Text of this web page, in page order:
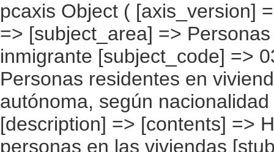
pcaxis Object ( [axis_version] => [creation_date] => 20080709 [note] => [subject_area] => Personas que viven en la vivienda con el inmigrante [subject_code] => 03 [matrix] => 03002 [title] => Personas residentes en viviendas con inmigrantes por comunidad autónoma, según nacionalidad y país de nacimiento combinados [description] => [contents] => Hogares con inmigrantes [units] => personas en las viviendas [stub] => Array ( [0] => comunidades autónomas ) [heading] => Array ( [0] => multiplicidad de nacionalidad y país de nacimiento ) [prestext] => [values] => Array ( [:www.ine.es tel: " "+34 91 5839100 "; VALUES("comunidades autónomas] => Array ( [0] => Total [1] => Andalucía [2] => Aragón [3] => Asturias (Principado de) [4] => Balears (IIles) [5] => Canarias [6] => Cantabria [7] => Castilla y León [8] => Castilla-La Mancha [9] => Catalunya [10] => Comunitat Valenciana [11] => Extremadura [12] => Galicia [13] => Madrid (Comunidad de) [14] => Murcia(Región de) [15] => Navarra(Comunidad Foral de) [16] => País Vasco [17] => Rioja (La) [18] => Ceuta [19] => Melilla ) [multiplicidad de nacionalidad y país de nacimiento] => Array ( [0] => Total [1] => Inmigrantes con nacionalidad única igual a la de su país de nacimiento. [2] => Inmigrantes con nacionalidad única española. [3] => Inmigrantes con nacionalidad única distinta de los casos anteriores. [4] => Inmigrantes con nacionalidad doble, española y otra. [5] => Inmigrantes con nacionalidad doble, una no española y otra distinta a la de su país de nacimiento. [6] => No inmigrantes con nacionalidad única española. [7] => No inmigrantes con nacionalidad única distinta de la española. [8] => No inmigrante con nacionalidad doble, española y otra. [9] => No inmigrante con nacionalidad doble, las dos no españolas. [10] => Desconocido ) ) [codes] => Array ( [comunidades